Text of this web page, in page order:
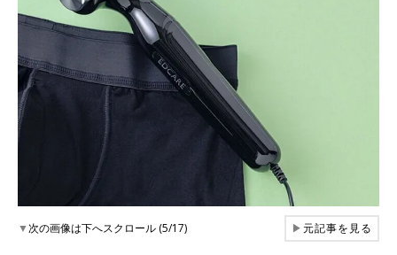
▼次の画像は下へスクロール (5/17) ▶元記事を見る